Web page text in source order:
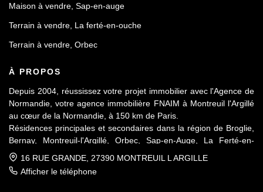
Maison à vendre, Sap-en-auge
Terrain à vendre, La ferté-en-ouche
Terrain à vendre, Orbec
À PROPOS
Depuis 2004, réussissez votre projet immobilier avec l'Agence de
Normandie, votre agence immobilière FNAIM à Montreuil l'Argillé
au cœur de la Normandie, à 150 km de Paris.
Résidences principales et secondaires dans la région de Broglie,
Bernay, Montreuil-l'Argillé, Orbec, Sap-en-Auge, La Ferté-en-
Ouche, Mesnil-en-Ouche, Vallée de la Charentonne.
16 RUE GRANDE, 27390 MONTREUIL L ARGILLE
Afficher le téléphone